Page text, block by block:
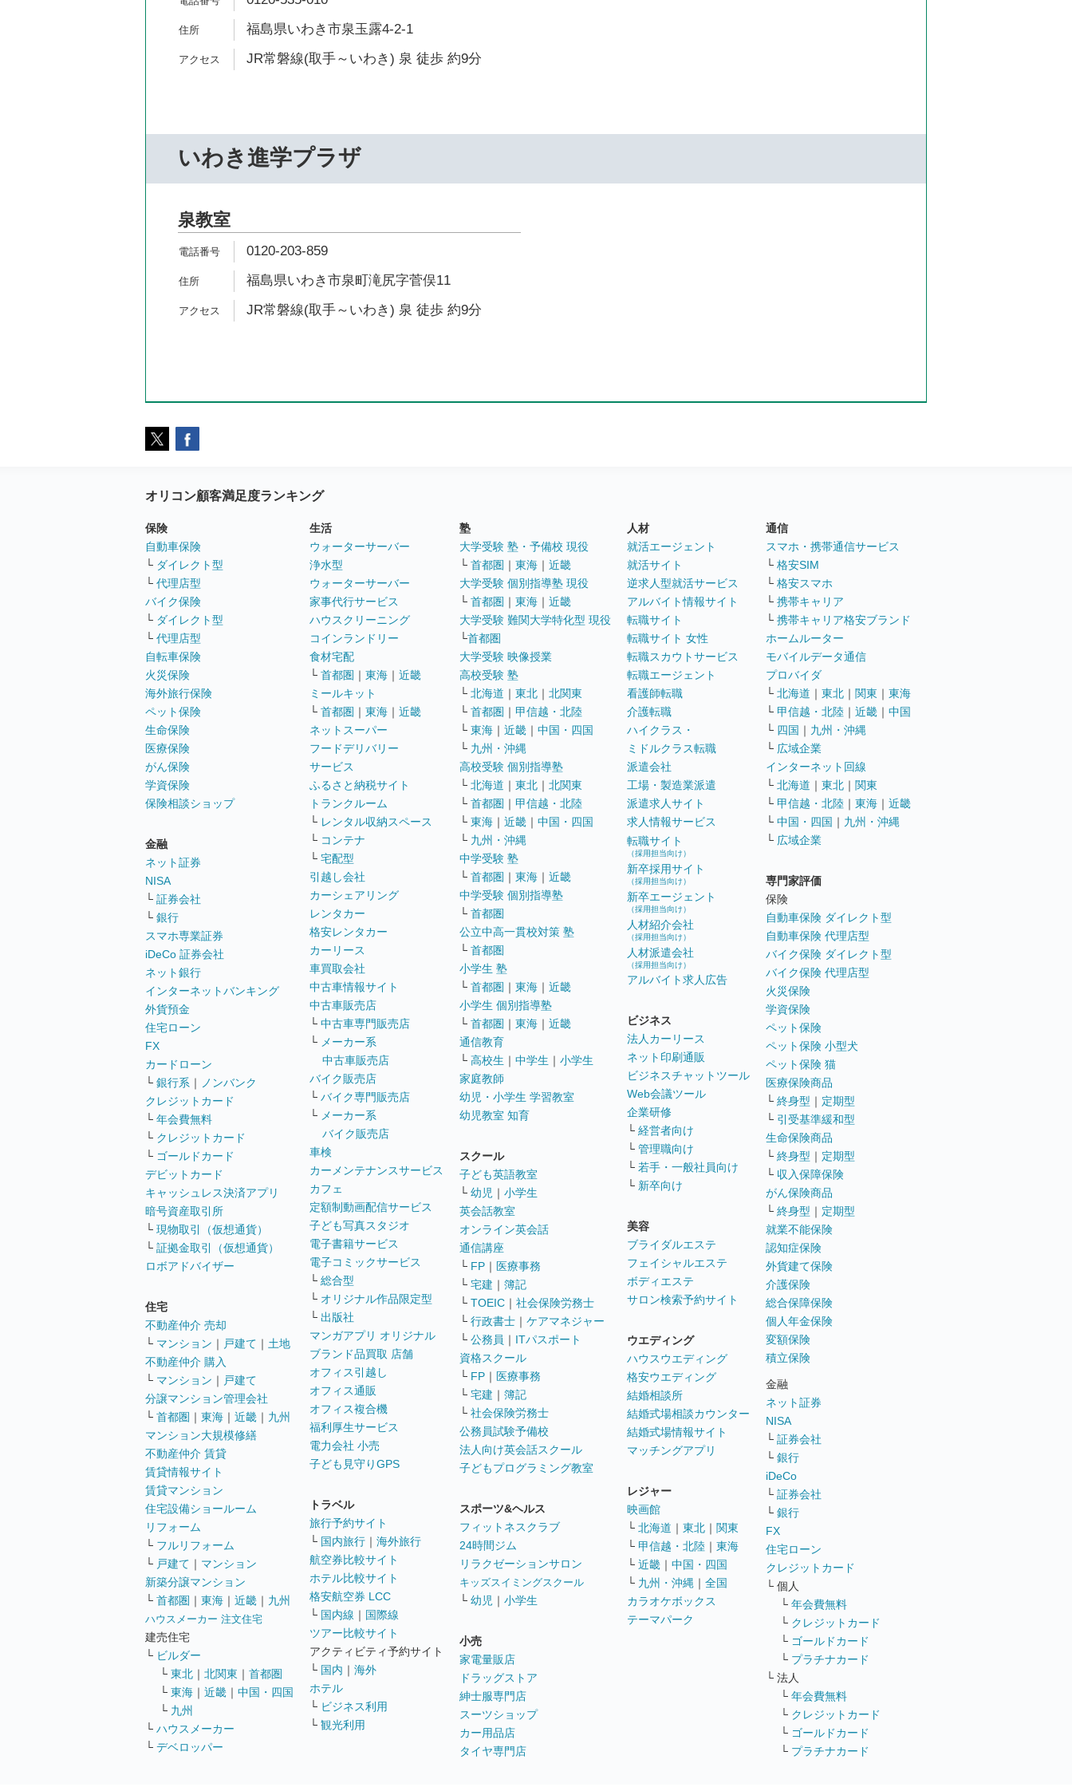
福島県いわき市泉玉露4-2-1
JR常磐線(取手～いわき) 泉 徒歩 約9分
いわき進学プラザ
泉教室
0120-203-859
福島県いわき市泉町滝尻字菅俣11
JR常磐線(取手～いわき) 泉 徒歩 約9分
オリコン顧客満足度ランキング
保険
自動車保険
└ ダイレクト型
└ 代理店型
バイク保険
└ ダイレクト型
└ 代理店型
自転車保険
火災保険
海外旅行保険
ペット保険
生命保険
医療保険
がん保険
学資保険
保険相談ショップ
金融
ネット証券
NISA
└ 証券会社
└ 銀行
スマホ専業証券
iDeCo 証券会社
ネット銀行
インターネットバンキング
外貨預金
住宅ローン
FX
カードローン
└ 銀行系 ｜
ノンバンク
クレジットカード
└ 年会費無料
└ クレジットカード
└ ゴールドカード
デビットカード
キャッシュレス決済アプリ
暗号資産取引所
└ 現物取引（仮想通貨）
└ 証拠金取引（仮想通貨）
ロボアドバイザー
住宅
不動産仲介 売却
└ マンション ｜ 戸建て ｜ 土地
不動産仲介 購入
└ マンション ｜ 戸建て
分譲マンション管理会社
└ 首都圏 ｜ 東海 ｜ 近畿 ｜ 九州
マンション大規模修繕
不動産仲介 賃貸
賃貸情報サイト
賃貸マンション
住宅設備ショールーム
リフォーム
└ フルリフォーム
└ 戸建て ｜ マンション
新築分譲マンション
└ 首都圏 ｜ 東海 ｜ 近畿 ｜ 九州
ハウスメーカー 注文住宅
建売住宅
└ ビルダー
└ 東北 ｜ 北関東 ｜ 首都圏
└ 東海 ｜ 近畿 ｜ 中国・四国
└ 九州
└ ハウスメーカー
└ デベロッパー
生活
ウォーターサーバー
浄水型
ウォーターサーバー
家事代行サービス
ハウスクリーニング
コインランドリー
食材宅配
└ 首都圏 ｜ 東海 ｜ 近畿
ミールキット
└ 首都圏 ｜ 東海 ｜ 近畿
ネットスーパー
フードデリバリー
サービス
ふるさと納税サイト
トランクルーム
└ レンタル収納スペース
└ コンテナ
└ 宅配型
引越し会社
カーシェアリング
レンタカー
格安レンタカー
カーリース
車買取会社
中古車情報サイト
中古車販売店
└ 中古車専門販売店
└ メーカー系
中古車販売店
バイク販売店
└ バイク専門販売店
└ メーカー系
バイク販売店
車検
カーメンテナンスサービス
カフェ
定額制動画配信サービス
子ども写真スタジオ
電子書籍サービス
電子コミックサービス
└ 総合型
└ オリジナル作品限定型
└ 出版社
マンガアプリ オリジナル
ブランド品買取 店舗
オフィス引越し
オフィス通販
オフィス複合機
福利厚生サービス
電力会社 小売
子ども見守りGPS
トラベル
旅行予約サイト
└ 国内旅行 ｜ 海外旅行
航空券比較サイト
ホテル比較サイト
格安航空券 LCC
└ 国内線 ｜ 国際線
ツアー比較サイト
アクティビティ予約サイト
└ 国内 ｜ 海外
ホテル
└ ビジネス利用
└ 観光利用
塾
大学受験 塾・予備校 現役
└ 首都圏 ｜ 東海 ｜ 近畿
大学受験 個別指導塾 現役
└ 首都圏 ｜ 東海 ｜ 近畿
大学受験 難関大学特化型 現役
└首都圏
大学受験 映像授業
高校受験 塾
└ 北海道 ｜ 東北 ｜ 北関東
└ 首都圏 ｜ 甲信越・北陸
└ 東海 ｜ 近畿 ｜ 中国・四国
└ 九州・沖縄
高校受験 個別指導塾
└ 北海道 ｜ 東北 ｜ 北関東
└ 首都圏 ｜ 甲信越・北陸
└ 東海 ｜ 近畿 ｜ 中国・四国
└ 九州・沖縄
中学受験 塾
└ 首都圏 ｜ 東海 ｜ 近畿
中学受験 個別指導塾
└ 首都圏
公立中高一貫校対策 塾
└ 首都圏
小学生 塾
└ 首都圏 ｜ 東海 ｜ 近畿
小学生 個別指導塾
└ 首都圏 ｜ 東海 ｜ 近畿
通信教育
└ 高校生 ｜ 中学生 ｜ 小学生
家庭教師
幼児・小学生 学習教室
幼児教室 知育
スクール
子ども英語教室
└ 幼児 ｜ 小学生
英会話教室
オンライン英会話
通信講座
└ FP ｜ 医療事務
└ 宅建 ｜ 簿記
└ TOEIC ｜ 社会保険労務士
└ 行政書士 ｜ ケアマネジャー
└ 公務員 ｜ ITパスポート
資格スクール
└ FP ｜ 医療事務
└ 宅建 ｜ 簿記
└ 社会保険労務士
公務員試験予備校
法人向け英会話スクール
子どもプログラミング教室
スポーツ&ヘルス
フィットネスクラブ
24時間ジム
リラクゼーションサロン
キッズスイミングスクール
└ 幼児 ｜ 小学生
小売
家電量販店
ドラッグストア
紳士服専門店
スーツショップ
カー用品店
タイヤ専門店
人材
就活エージェント
就活サイト
逆求人型就活サービス
アルバイト情報サイト
転職サイト
転職サイト 女性
転職スカウトサービス
転職エージェント
看護師転職
介護転職
ハイクラス・
ミドルクラス転職
派遣会社
工場・製造業派遣
派遣求人サイト
求人情報サービス
転職サイト
（採用担当向け）
新卒採用サイト
（採用担当向け）
新卒エージェント
（採用担当向け）
人材紹介会社
（採用担当向け）
人材派遣会社
（採用担当向け）
アルバイト求人広告
ビジネス
法人カーリース
ネット印刷通販
ビジネスチャットツール
Web会議ツール
企業研修
└ 経営者向け
└ 管理職向け
└ 若手・一般社員向け
└ 新卒向け
美容
ブライダルエステ
フェイシャルエステ
ボディエステ
サロン検索予約サイト
ウエディング
ハウスウエディング
格安ウエディング
結婚相談所
結婚式場相談カウンター
結婚式場情報サイト
マッチングアプリ
レジャー
映画館
└ 北海道 ｜ 東北 ｜ 関東
└ 甲信越・北陸 ｜ 東海
└ 近畿 ｜ 中国・四国
└ 九州・沖縄 ｜ 全国
カラオケボックス
テーマパーク
通信
スマホ・携帯通信サービス
└ 格安SIM
└ 格安スマホ
└ 携帯キャリア
└ 携帯キャリア格安ブランド
ホームルーター
モバイルデータ通信
プロバイダ
└ 北海道 ｜ 東北 ｜ 関東 ｜ 東海
└ 甲信越・北陸 ｜ 近畿 ｜ 中国
└ 四国 ｜ 九州・沖縄
└ 広域企業
インターネット回線
└ 北海道 ｜ 東北 ｜ 関東
└ 甲信越・北陸 ｜ 東海 ｜ 近畿
└ 中国・四国 ｜ 九州・沖縄
└ 広域企業
専門家評価
保険
自動車保険 ダイレクト型
自動車保険 代理店型
バイク保険 ダイレクト型
バイク保険 代理店型
火災保険
学資保険
ペット保険
ペット保険 小型犬
ペット保険 猫
医療保険商品
└ 終身型 ｜ 定期型
└ 引受基準緩和型
生命保険商品
└ 終身型 ｜ 定期型
└ 収入保障保険
がん保険商品
└ 終身型 ｜ 定期型
就業不能保険
認知症保険
外貨建て保険
介護保険
総合保障保険
個人年金保険
変額保険
積立保険
金融
ネット証券
NISA
└ 証券会社
└ 銀行
iDeCo
└ 証券会社
└ 銀行
FX
住宅ローン
クレジットカード
└ 個人
└ 年会費無料
└ クレジットカード
└ ゴールドカード
└ プラチナカード
└ 法人
└ 年会費無料
└ クレジットカード
└ ゴールドカード
└ プラチナカード